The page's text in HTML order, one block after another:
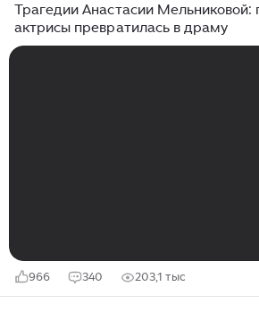
Трагедии Анастасии Мельниковой:
актрисы превратилась в драму
966 340 203,1 тыс